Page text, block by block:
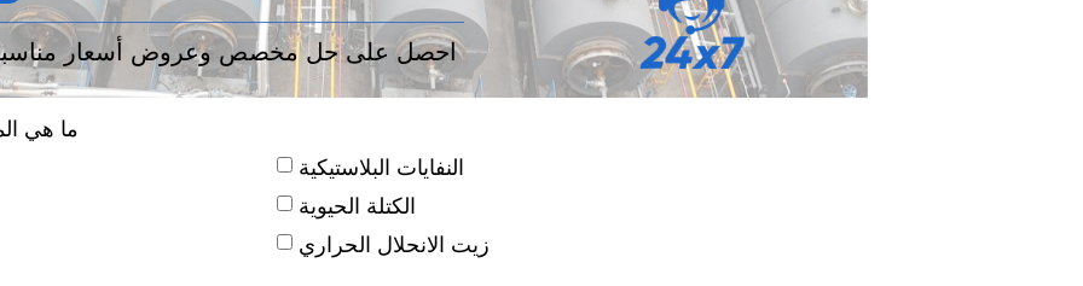
احصل على حل مخصص وعروض أسعار+86 13526692320
ما هي
النفايات البلاستيكية
الكتلة الحيوية
زيت الانحلال الحراري